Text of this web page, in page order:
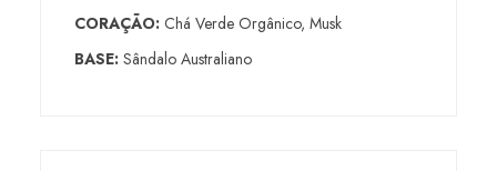
CORAÇÃO:Chá Verde Orgânico, Musk
BASE:Sândalo Australiano